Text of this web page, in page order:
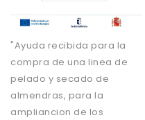
"Ayuda recibida para la
compra de una linea de
pelado y secado de
almendras, para la
ampliancion de los